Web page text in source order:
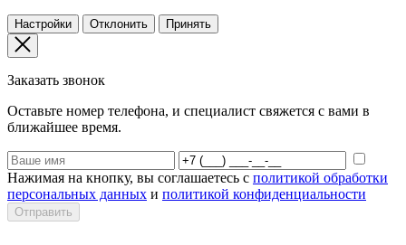
Настройки Отклонить Принять
Заказать звонок
Оставьте номер телефона, и специалист свяжется с вами в
ближайшее время.
Нажимая на кнопку, вы соглашаетесь с политикой обработки
персональных данных и политикой конфиденциальности
Отправить